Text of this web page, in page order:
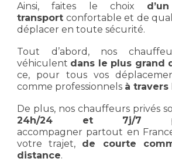
Ainsi, faites le choix d’un
transport confortable et de
déplacer en toute sécurité.
Tout d’abord, nos
véhiculent dans le plus grand
ce, pour tous vos
comme professionnels à travers
De plus, nos chauffeurs privés
24h/24 et 7j/7
accompagner partout en
votre trajet, de courte
distance.